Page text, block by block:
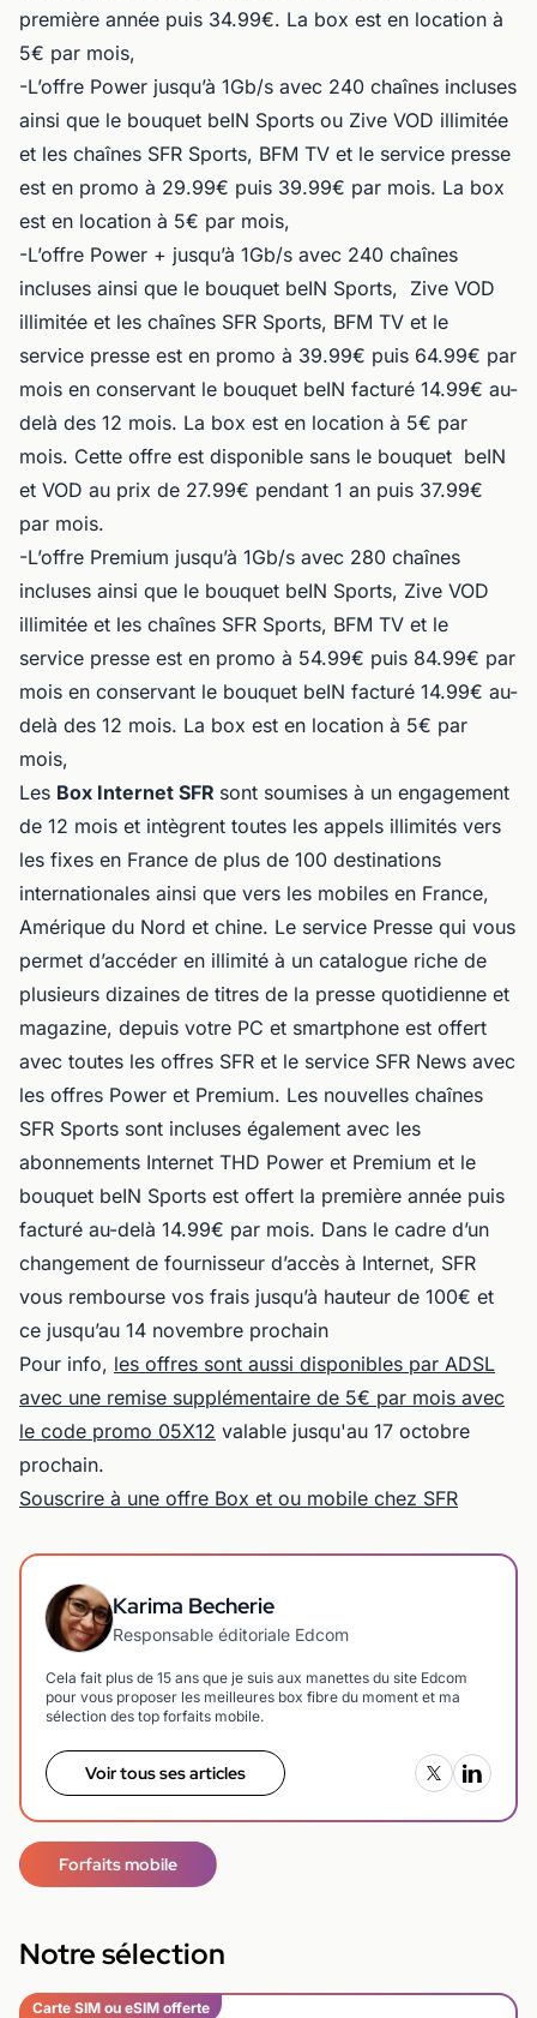
première année puis 34.99€. La box est en location à
5€ par mois,
-L’offre Power jusqu’à 1Gb/s avec 240 chaînes incluses
ainsi que le bouquet beIN Sports ou Zive VOD illimitée
et les chaînes SFR Sports, BFM TV et le service presse
est en promo à 29.99€ puis 39.99€ par mois. La box
est en location à 5€ par mois,
-L’offre Power + jusqu’à 1Gb/s avec 240 chaînes
incluses ainsi que le bouquet beIN Sports, Zive VOD
illimitée et les chaînes SFR Sports, BFM TV et le
service presse est en promo à 39.99€ puis 64.99€ par
mois en conservant le bouquet beIN facturé 14.99€ au-
delà des 12 mois. La box est en location à 5€ par
mois. Cette offre est disponible sans le bouquet beIN
et VOD au prix de 27.99€ pendant 1 an puis 37.99€
par mois.
-L’offre Premium jusqu’à 1Gb/s avec 280 chaînes
incluses ainsi que le bouquet beIN Sports, Zive VOD
illimitée et les chaînes SFR Sports, BFM TV et le
service presse est en promo à 54.99€ puis 84.99€ par
mois en conservant le bouquet beIN facturé 14.99€ au-
delà des 12 mois. La box est en location à 5€ par
mois,
Les Box Internet SFR sont soumises à un engagement
de 12 mois et intègrent toutes les appels illimités vers
les fixes en France de plus de 100 destinations
internationales ainsi que vers les mobiles en France,
Amérique du Nord et chine. Le service Presse qui vous
permet d’accéder en illimité à un catalogue riche de
plusieurs dizaines de titres de la presse quotidienne et
magazine, depuis votre PC et smartphone est offert
avec toutes les offres SFR et le service SFR News avec
les offres Power et Premium. Les nouvelles chaînes
SFR Sports sont incluses également avec les
abonnements Internet THD Power et Premium et le
bouquet beIN Sports est offert la première année puis
facturé au-delà 14.99€ par mois. Dans le cadre d’un
changement de fournisseur d’accès à Internet, SFR
vous rembourse vos frais jusqu’à hauteur de 100€ et
ce jusqu’au 14 novembre prochain
Pour info, les offres sont aussi disponibles par ADSL
avec une remise supplémentaire de 5€ par mois avec
le code promo 05X12 valable jusqu'au 17 octobre
prochain.
Souscrire à une offre Box et ou mobile chez SFR
Karima Becherie
Responsable éditoriale Edcom
Cela fait plus de 15 ans que je suis aux manettes du site Edcom
pour vous proposer les meilleures box fibre du moment et ma
sélection des top forfaits mobile.
Voir tous ses articles
Forfaits mobile
Notre sélection
Carte SIM ou eSIM offerte